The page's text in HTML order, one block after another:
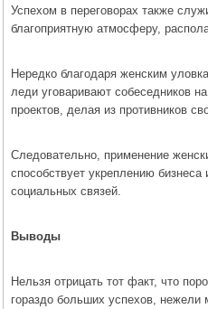
Успехом в переговорах также
благоприятную атмосферу,
Нередко благодаря женским
леди уговаривают собеседников
проектов, делая из противников
Следовательно, применение
способствует укреплению
социальных связей.
Выводы
Нельзя отрицать тот факт, что
гораздо больших успехов,